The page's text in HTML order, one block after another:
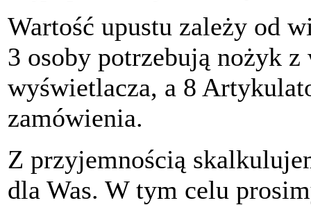
Wartość upustu zależy od
3 osoby potrzebują nożyk
wyświetlacza, a 8
zamówienia.
Z przyjemnością
dla Was. W tym celu